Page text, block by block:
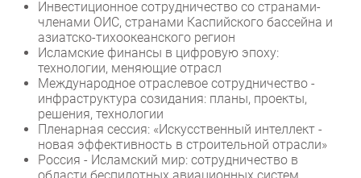
Каталог компаний
Инвестиционное сотрудничество со странами-
членами ОИС, странами Каспийского бассейна и
азиатско-тихоокеанского регион
Исламские финансы в цифровую эпоху:
технологии, меняющие отрасл
Международное отраслевое сотрудничество -
инфраструктура созидания: планы, проекты,
решения, технологии
Пленарная сессия: «Искусственный интеллект -
новая эффективность в строительной отрасли»
Россия - Исламский мир: сотрудничество в